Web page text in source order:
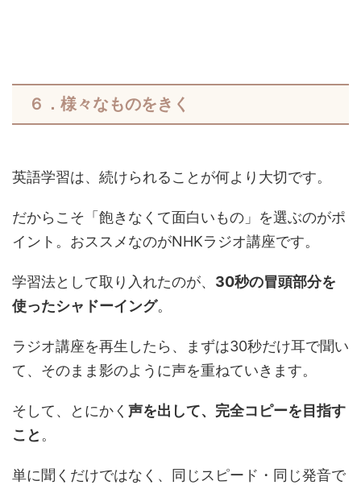
６．様々なものをきく
英語学習は、続けられることが何より大切です。
だからこそ「飽きなくて面白いもの」を選ぶのがポ
イント。おススメなのがNHKラジオ講座です。
学習法として取り入れたのが、 30秒の冒頭部分を
使ったシャドーイング。
ラジオ講座を再生したら、まずは30秒だけ耳で聞い
て、そのまま影のように声を重ねていきます。
そして、とにかく 声を出して、完全コピーを目指す
こと。
単に聞くだけではなく、同じスピード・同じ発音で